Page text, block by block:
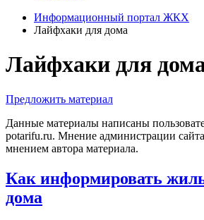
Информационный портал ЖКХ
Лайфхаки для дома
Лайфхаки для
Предложить материал
Данные материалы написаны
potarifu.ru. Мнение администрации
мнением автора материала.
Как информировать
дома